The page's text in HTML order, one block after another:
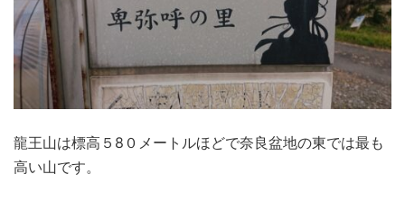
龍王山は標高５8０メートルほどで奈良盆地の東では最も
高い山です。